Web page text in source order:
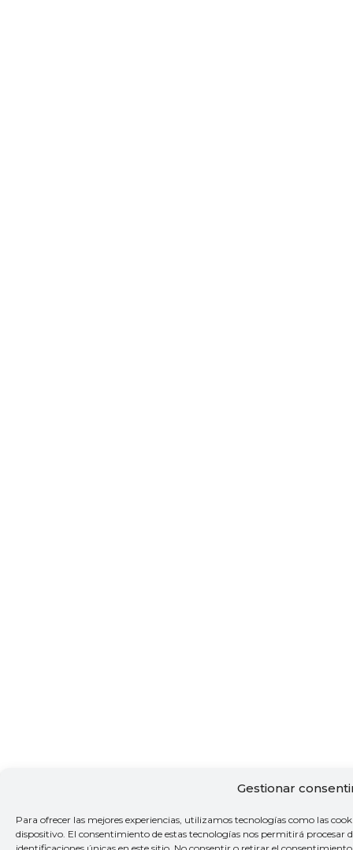
Gestionar
Para ofrecer las mejores experiencias, utilizamos tecnologías como las
dispositivo. El consentimiento de estas tecnologías nos permitirá